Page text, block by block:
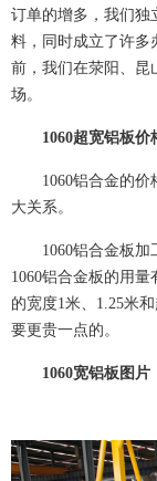
订单的增多，我们独
料，同时成立了许多
前，我们在荥阳、昆
场。
1060超宽铝板价
1060铝合金的价格
大关系。
1060铝合金板加工
1060铝合金板的用
的宽度1米、1.25米
要更贵一点的。
1060宽铝板图片